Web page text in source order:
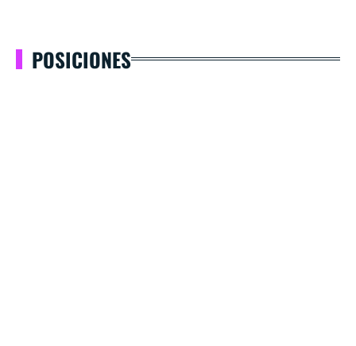
POSICIONES